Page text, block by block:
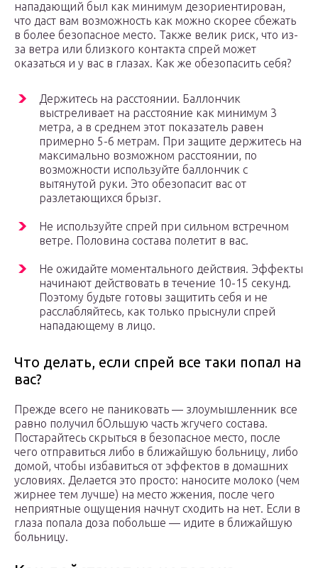
нападающий был как минимум дезориентирован,
что даст вам возможность как можно скорее сбежать
в более безопасное место. Также велик риск, что из-
за ветра или близкого контакта спрей может
оказаться и у вас в глазах. Как же обезопасить себя?
Держитесь на расстоянии. Баллончик
выстреливает на расстояние как минимум 3
метра, а в среднем этот показатель равен
примерно 5-6 метрам. При защите держитесь на
максимально возможном расстоянии, по
возможности используйте баллончик с
вытянутой руки. Это обезопасит вас от
разлетающихся брызг.
Не используйте спрей при сильном встречном
ветре. Половина состава полетит в вас.
Не ожидайте моментального действия. Эффекты
начинают действовать в течение 10-15 секунд.
Поэтому будьте готовы защитить себя и не
расслабляйтесь, как только прыснули спрей
нападающему в лицо.
Что делать, если спрей все таки попал на
вас?
Прежде всего не паниковать — злоумышленник все
равно получил бОльшую часть жгучего состава.
Постарайтесь скрыться в безопасное место, после
чего отправиться либо в ближайшую больницу, либо
домой, чтобы избавиться от эффектов в домашних
условиях. Делается это просто: наносите молоко (чем
жирнее тем лучше) на место жжения, после чего
неприятные ощущения начнут сходить на нет. Если в
глаза попала доза побольше — идите в ближайшую
больницу.